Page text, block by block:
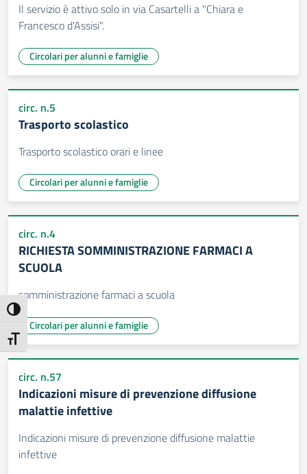
Attiva/disattiva alto contrasto
Attiva/disattiva dimensione testo
Il servizio è attivo solo in via Casartelli a "Chiara e
Francesco d'Assisi".
Circolari per alunni e famiglie
circ. n.5
Trasporto scolastico
Trasporto scolastico orari e linee
Circolari per alunni e famiglie
circ. n.4
RICHIESTA SOMMINISTRAZIONE FARMACI A
SCUOLA
somministrazione farmaci a scuola
Circolari per alunni e famiglie
circ. n.57
Indicazioni misure di prevenzione diffusione
malattie infettive
Indicazioni misure di prevenzione diffusione malattie
infettive